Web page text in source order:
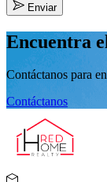
Enviar
Encuentra
Contáctanos para
Contáctanos